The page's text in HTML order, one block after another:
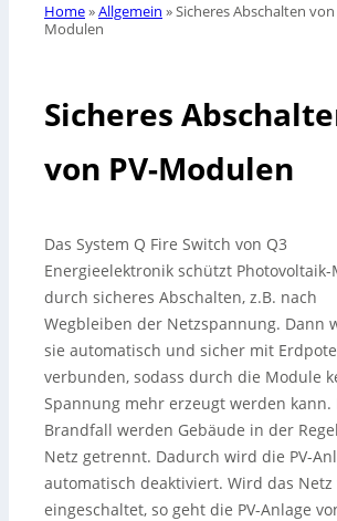
Home»Allgemein »Sicheres Abschalten von
Modulen
Sicheres
von PV-Modulen
Das System Q Fire Switch von Q3
Energieelektronik schützt Photovoltaik-
durch sicheres Abschalten, z.B. nach
Wegbleiben der Netzspannung. Dann
sie automatisch und sicher mit
verbunden, sodass durch die Module
Spannung mehr erzeugt werden kann.
Brandfall werden Gebäude in der
Netz getrennt. Dadurch wird die PV-
automatisch deaktiviert. Wird das
eingeschaltet, so geht die PV-Anlage